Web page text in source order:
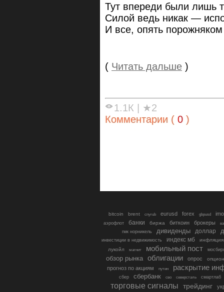
Тут впереди были лишь
Силой ведь никак —
И все, опять
( Читать дальше )
1.1К
★2
Комментарии ( 0 )
bitcoin brent cnyrub eurusd forex gbpusd
аэрофлот банки биржа биткоин брокеры
гмк норникель
дивиденды доллар
инвестиции в недвижимость индекс мб
инфляция
лукойл
магнит мобильный пост
обзор рынка облигации опрос
прогноз по акциям путин раскрытие
сбер сбербанк сво северсталь смартлаб
торговые сигналы трейдинг